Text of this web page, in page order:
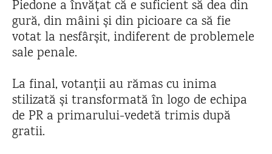
Piedone a învățat că e suficient să dea din
gură, din mâini și din picioare ca să fie
votat la nesfârșit, indiferent de problemele
sale penale.
La final, votanții au rămas cu inima
stilizată și transformată în logo de echipa
de PR a primarului-vedetă trimis după
gratii.